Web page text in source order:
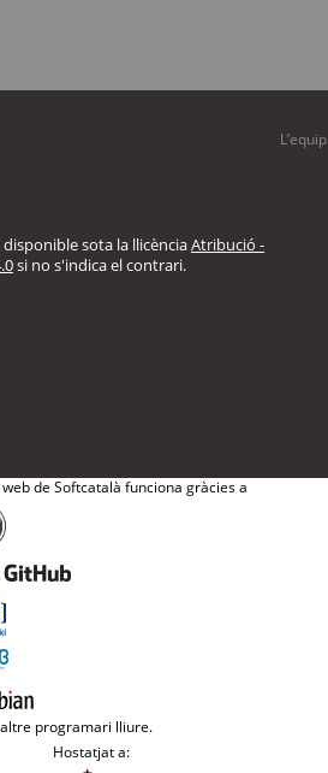
L’equip
sota la llicènciaAtribució -
si no s'indica el contrari.
web de Softcatalà funciona gràcies a
programari lliure.
Hostatjat a: